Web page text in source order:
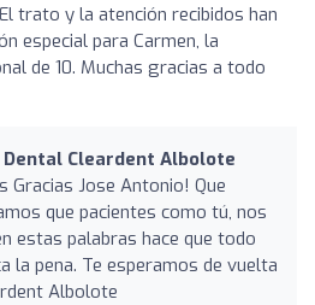
El trato y la atención recibidos han
especial para Carmen, la
de 10. Muchas gracias a todo
Dental Cleardent Albolote
Gracias Jose Antonio! Que
que pacientes como tú, nos
estas palabras hace que todo
la pena. Te esperamos de vuelta
Albolote